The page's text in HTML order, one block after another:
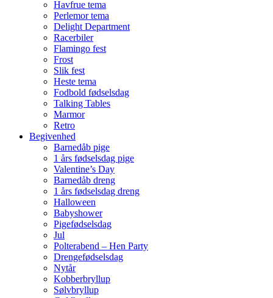
Havfrue tema
Perlemor tema
Delight Department
Racerbiler
Flamingo fest
Frost
Slik fest
Heste tema
Fodbold fødselsdag
Talking Tables
Marmor
Retro
Begivenhed
Barnedåb pige
1 års fødselsdag pige
Valentine’s Day
Barnedåb dreng
1 års fødselsdag dreng
Halloween
Babyshower
Pigefødselsdag
Jul
Polterabend – Hen Party
Drengefødselsdag
Nytår
Kobberbryllup
Sølvbryllup